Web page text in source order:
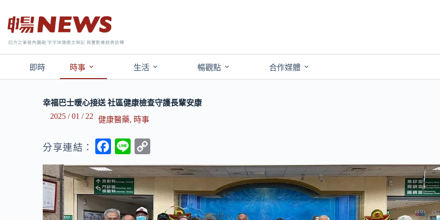
即時 時事 生活 暢觀點 合作媒體
幸福巴士暖心接送 社區健康檢查守護長輩安康
2025 / 01 / 22
健康醫藥, 時事
分享連結：
F
ac
e
b
o
Li
n
e
o
p
y
Li